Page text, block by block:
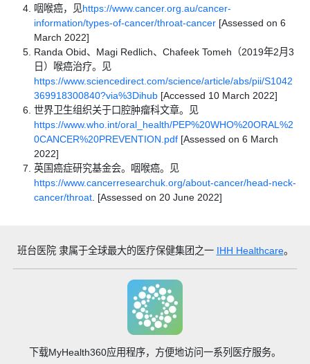
咽喉癌，见https://www.cancer.org.au/cancer-
information/types-of-cancer/throat-cancer [Assessed on 6
March 2022]
Randa Obid、Magi Redlich、Chafeek Tomeh（2019年2月3
日）喉癌治疗。见
https://www.sciencedirect.com/science/article/abs/pii/S1042
369918300840?via%3Dihub [Accessed 10 March 2022]
世界卫生组织关于口腔肿瘤科文章。见
https://www.who.int/oral_health/PEP%20WHO%20ORAL%2
0CANCER%20PREVENTION.pdf [Assessed on 6 March
2022]
英国癌症研究基金会。咽喉癌。见
https://www.cancerresearchuk.org/about-cancer/head-neck-
cancer/throat . [Assessed on 20 June 2022]
班台医院隶属于全球最大的医疗保健集团之一 IHH Healthcare。
下载MyHealth360应用程序，方便地访问一系列医疗服务。